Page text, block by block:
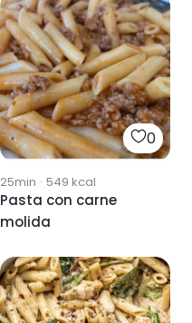
0
25min · 549 kcal
Pasta con carne
molida